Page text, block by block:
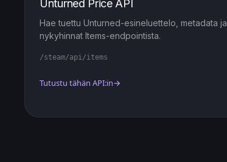
Unturned Price API
Hae tuettu Unturned-esineluettelo, metadata ja
nykyhinnat Items-endpointista.
/steam/api/items
Tutustu tähän API:in→